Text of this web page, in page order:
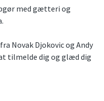
med gætteri og
Novak Djokovic og Andy
tilmelde dig og glæd dig